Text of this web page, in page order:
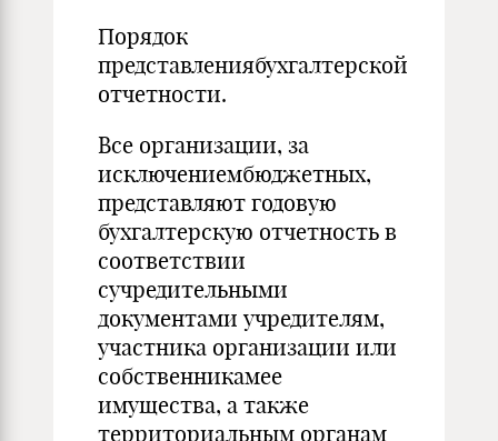
Порядок
представлениябухгалтерской
отчетности.
Все организации, за
исключениембюджетных,
представляют годовую
бухгалтерскую отчетность в
соответствии
сучредительными
документами учредителям,
участника организации или
собственникамее
имущества, а также
территориальным органам